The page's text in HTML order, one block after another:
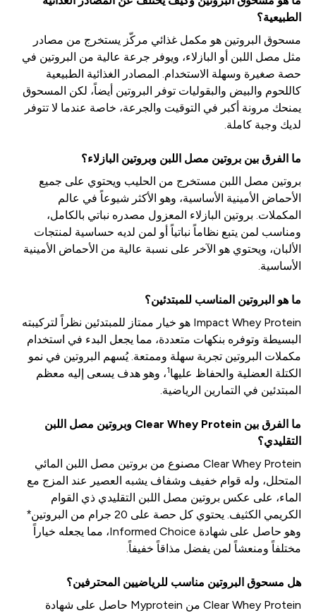
الطبيعية؟
مسحوق البروتين هو مكمل غذائي مركّز يستخرج من مصادر
مثل مصل اللبن أو البازلاء، ويوفر جرعة عالية من البروتين في
حصة صغيرة وسهلة الاستخدام. المصادر الغذائية الطبيعية
كاللحوم والبيض والبقوليات توفر البروتين أيضاً، لكن المسحوق
يمنحك مرونة أكبر في التوقيت والجرعة، خاصة عندما لا تتوفر
لديك وجبة كاملة.
ما الفرق بين بروتين مصل اللبن وبروتين البازلاء؟
بروتين مصل اللبن مستخرج من الحليب ويحتوي على جميع
الأحماض الأمينية الأساسية، وهو الأكثر شيوعاً في عالم
المكملات. بروتين البازلاء المعزول مصدره نباتي بالكامل،
ومناسب لمن يتبع نظاماً نباتياً أو لمن لديه حساسية لمنتجات
الألبان، ويحتوي هو الآخر على نسبة عالية من الأحماض الأمينية
الأساسية.
ما هو البروتين المناسب للمبتدئين؟
Impact Whey Protein هو خيار ممتاز للمبتدئين نظراً لتركيبته
البسيطة وتوفره بنكهات متعددة، مما يجعل البدء في استخدام
مكملات البروتين تجربة سهلة وممتعة. يُسهم البروتين في نمو
الكتلة العضلية والحفاظ عليها1، وهو هدف يسعى إليه معظم
المبتدئين في التمارين الرياضية.
ما الفرق بين Clear Whey Protein وبروتين مصل اللبن
التقليدي؟
Clear Whey Protein مصنوع من بروتين مصل اللبن المائي
المتحلل، وله قوام خفيف وشفاف يشبه العصير عند المزج مع
الماء، على عكس بروتين مصل اللبن التقليدي ذي القوام
الكريمي الكثيف. يحتوي كل حصة على 20 جرام من البروتين*
وهو حاصل على شهادة Informed Choice، مما يجعله خياراً
مختلفاً ومنعشاً لمن يفضل مذاقاً خفيفاً.
هل مسحوق البروتين مناسب للرياضيين المحترفين؟
Clear Whey Protein من Myprotein حاصل على شهادة